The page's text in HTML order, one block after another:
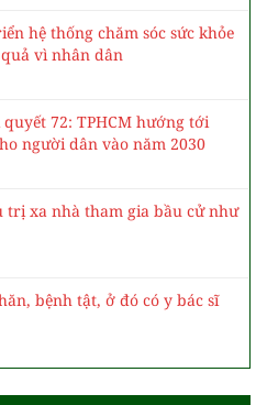
hệ thống chăm sóc sức khỏe
vì nhân dân
72: TPHCM hướng tới
người dân vào năm 2030
trị xa nhà tham gia bầu cử như
bệnh tật, ở đó có y bác sĩ